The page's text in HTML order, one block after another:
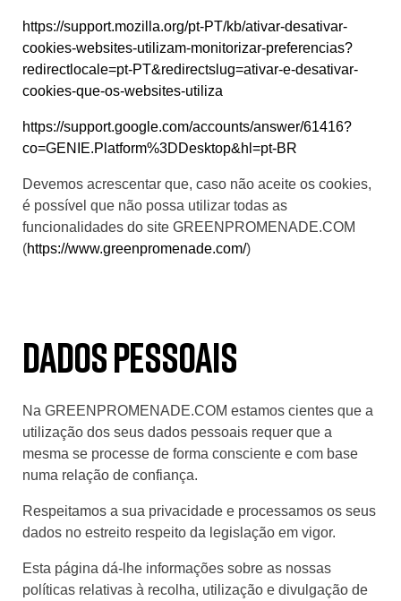
https://support.mozilla.org/pt-PT/kb/ativar-desativar-
cookies-websites-utilizam-monitorizar-preferencias?
redirectlocale=pt-PT&redirectslug=ativar-e-desativar-
cookies-que-os-websites-utiliza
https://support.google.com/accounts/answer/61416?
co=GENIE.Platform%3DDesktop&hl=pt-BR
Devemos acrescentar que, caso não aceite os cookies,
é possível que não possa utilizar todas as
funcionalidades do site GREENPROMENADE.COM
(https://www.greenpromenade.com/)
Dados Pessoais
Na GREENPROMENADE.COM estamos cientes que a
utilização dos seus dados pessoais requer que a
mesma se processe de forma consciente e com base
numa relação de confiança.
Respeitamos a sua privacidade e processamos os seus
dados no estreito respeito da legislação em vigor.
Esta página dá-lhe informações sobre as nossas
políticas relativas à recolha, utilização e divulgação de